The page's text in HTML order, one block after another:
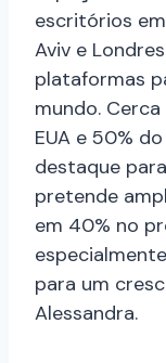
escritórios em
Aviv e
plataformas
mundo.
EUA e 50%
destaque
pretende
em 40% no
para um
Alessandra.